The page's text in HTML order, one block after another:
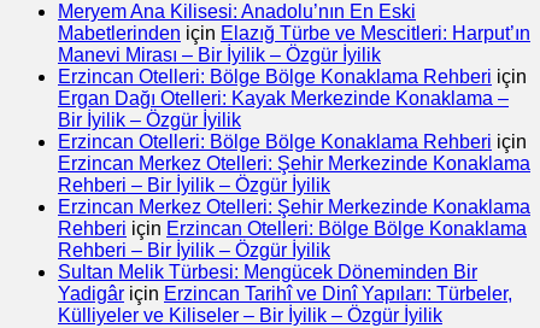
Meryem Ana Kilisesi: Anadolu’nın En Eski
Mabetlerinden için Elazığ Türbe ve Mescitleri: Harput’ın
Manevi Mirası – Bir İyilik – Özgür İyilik
Erzincan Otelleri: Bölge Bölge Konaklama Rehberi için
Ergan Dağı Otelleri: Kayak Merkezinde Konaklama –
Bir İyilik – Özgür İyilik
Erzincan Otelleri: Bölge Bölge Konaklama Rehberi için
Erzincan Merkez Otelleri: Şehir Merkezinde Konaklama
Rehberi – Bir İyilik – Özgür İyilik
Erzincan Merkez Otelleri: Şehir Merkezinde Konaklama
Rehberi için Erzincan Otelleri: Bölge Bölge Konaklama
Rehberi – Bir İyilik – Özgür İyilik
Sultan Melik Türbesi: Mengücek Döneminden Bir
Yadigâr için Erzincan Tarihî ve Dinî Yapıları: Türbeler,
Külliyeler ve Kiliseler – Bir İyilik – Özgür İyilik